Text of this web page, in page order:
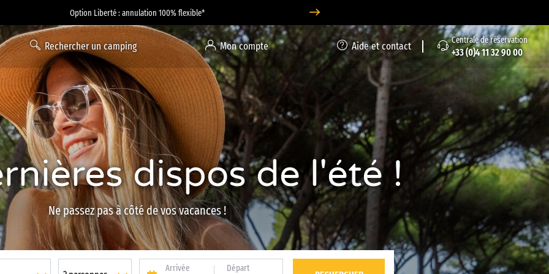
Option Liberté : annulation 100% flexible*
Rechercher un camping Mon compte Aide et contact Centrale de réservation
+33 (0)4 11 32 90 00
dispos de l'été !
Ne passez pas à côté de vos vacances !
Arrivée Départ